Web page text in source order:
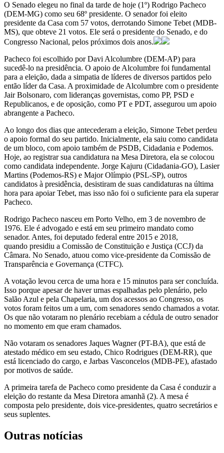
O Senado elegeu no final da tarde de hoje (1º) Rodrigo Pacheco
(DEM-MG) como seu 68º presidente. O senador foi eleito
presidente da Casa com 57 votos, derrotando Simone Tebet (MDB-
MS), que obteve 21 votos. Ele será o presidente do Senado, e do
Congresso Nacional, pelos próximos dois anos.
Pacheco foi escolhido por Davi Alcolumbre (DEM-AP) para
sucedê-lo na presidência. O apoio de Alcolumbre foi fundamental
para a eleição, dada a simpatia de líderes de diversos partidos pelo
então líder da Casa. A proximidade de Alcolumbre com o presidente
Jair Bolsonaro, com lideranças governistas, como PP, PSD e
Republicanos, e de oposição, como PT e PDT, assegurou um apoio
abrangente a Pacheco.
Ao longo dos dias que antecederam a eleição, Simone Tebet perdeu
o apoio formal do seu partido. Inicialmente, ela saiu como candidata
de um bloco, com apoio também de PSDB, Cidadania e Podemos.
Hoje, ao registrar sua candidatura na Mesa Diretora, ela se colocou
como candidata independente. Jorge Kajuru (Cidadania-GO), Lasier
Martins (Podemos-RS) e Major Olímpio (PSL-SP), outros
candidatos à presidência, desistiram de suas candidaturas na última
hora para apoiar Tebet, mas isso não foi o suficiente para ela superar
Pacheco.
Rodrigo Pacheco nasceu em Porto Velho, em 3 de novembro de
1976. Ele é advogado e está em seu primeiro mandato como
senador. Antes, foi deputado federal entre 2015 e 2018,
quando presidiu a Comissão de Constituição e Justiça (CCJ) da
Câmara. No Senado, atuou como vice-presidente da Comissão de
Transparência e Governança (CTFC).
A votação levou cerca de uma hora e 15 minutos para ser concluída.
Isso porque apesar de haver urnas espalhadas pelo plenário, pelo
Salão Azul e pela Chapelaria, um dos acessos ao Congresso, os
votos foram feitos um a um, com senadores sendo chamados a votar.
Os que não votaram no plenário recebiam a cédula de outro senador
no momento em que eram chamados.
Não votaram os senadores Jaques Wagner (PT-BA), que está de
atestado médico em seu estado, Chico Rodrigues (DEM-RR), que
está licenciado do cargo, e Jarbas Vasconcelos (MDB-PE), afastado
por motivos de saúde.
A primeira tarefa de Pacheco como presidente da Casa é conduzir a
eleição do restante da Mesa Diretora amanhã (2). A mesa é
composta pelo presidente, dois vice-presidentes, quatro secretários e
seus suplentes.
Outras notícias